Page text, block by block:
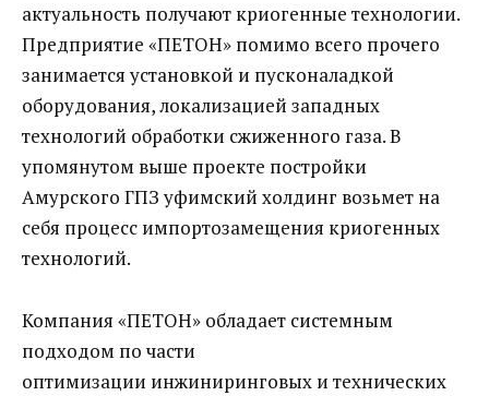
актуальность получают криогенные технологии.
Предприятие «ПЕТОН» помимо всего прочего
занимается установкой и пусконаладкой
оборудования, локализацией западных
технологий обработки сжиженного газа. В
упомянутом выше проекте постройки
Амурского ГПЗ уфимский холдинг возьмет на
себя процесс импортозамещения криогенных
технологий.
Компания «ПЕТОН» обладает системным
подходом по части
оптимизации инжиниринговых и технических